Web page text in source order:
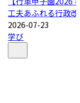
工夫あふれる行政
2026-07-23
学び